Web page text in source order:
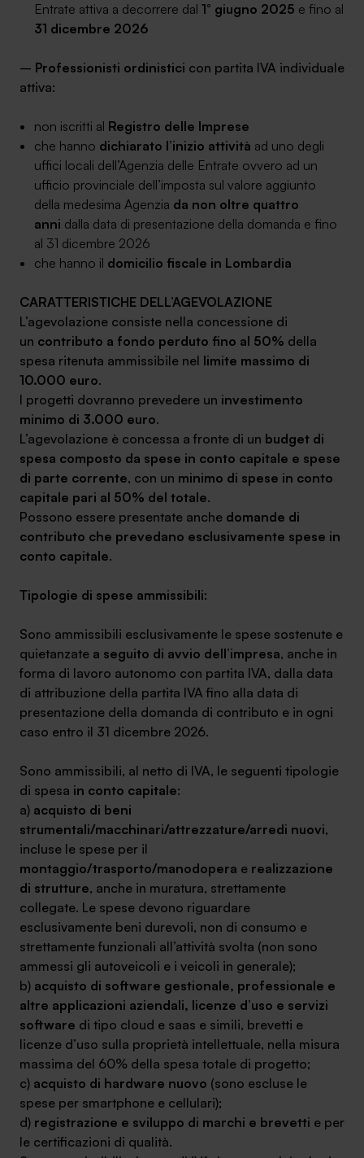
Entrate attiva a decorrere dal 1° giugno 2025 e fino al
31 dicembre 2026
– Professionisti ordinistici con partita IVA individuale
attiva:
non iscritti al Registro delle Imprese
che hanno dichiarato l’inizio attività ad uno degli
uffici locali dell’Agenzia delle Entrate ovvero ad un
ufficio provinciale dell’imposta sul valore aggiunto
della medesima Agenzia da non oltre quattro
anni dalla data di presentazione della domanda e fino
al 31 dicembre 2026
che hanno il domicilio fiscale in Lombardia
CARATTERISTICHE DELL’AGEVOLAZIONE
L’agevolazione consiste nella concessione di
un contributo a fondo perduto fino al 50% della
spesa ritenuta ammissibile nel limite massimo di
10.000 euro.
I progetti dovranno prevedere un investimento
minimo di 3.000 euro.
L’agevolazione è concessa a fronte di un budget di
spesa composto da spese in conto capitale e spese
di parte corrente, con un minimo di spese in conto
capitale pari al 50% del totale.
Possono essere presentate anche domande di
contributo che prevedano esclusivamente spese in
conto capitale.
Tipologie di spese ammissibili:
Sono ammissibili esclusivamente le spese sostenute e
quietanzate a seguito di avvio dell’impresa, anche in
forma di lavoro autonomo con partita IVA, dalla data
di attribuzione della partita IVA fino alla data di
presentazione della domanda di contributo e in ogni
caso entro il 31 dicembre 2026.
Sono ammissibili, al netto di IVA, le seguenti tipologie
di spesa in conto capitale:
a) acquisto di beni
strumentali/macchinari/attrezzature/arredi nuovi,
incluse le spese per il
montaggio/trasporto/manodopera e realizzazione
di strutture, anche in muratura, strettamente
collegate. Le spese devono riguardare
esclusivamente beni durevoli, non di consumo e
strettamente funzionali all’attività svolta (non sono
ammessi gli autoveicoli e i veicoli in generale);
b) acquisto di software gestionale, professionale e
altre applicazioni aziendali, licenze d’uso e servizi
software di tipo cloud e saas e simili, brevetti e
licenze d’uso sulla proprietà intellettuale, nella misura
massima del 60% della spesa totale di progetto;
c) acquisto di hardware nuovo (sono escluse le
spese per smartphone e cellulari);
d) registrazione e sviluppo di marchi e brevetti e per
le certificazioni di qualità.